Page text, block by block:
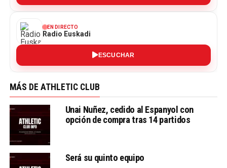
EN DIRECTO
Radio Euskadi
ESCUCHAR
MÁS DE ATHLETIC CLUB
Unai Nuñez, cedido al Espanyol con
opción de compra tras 14 partidos
Será su quinto equipo